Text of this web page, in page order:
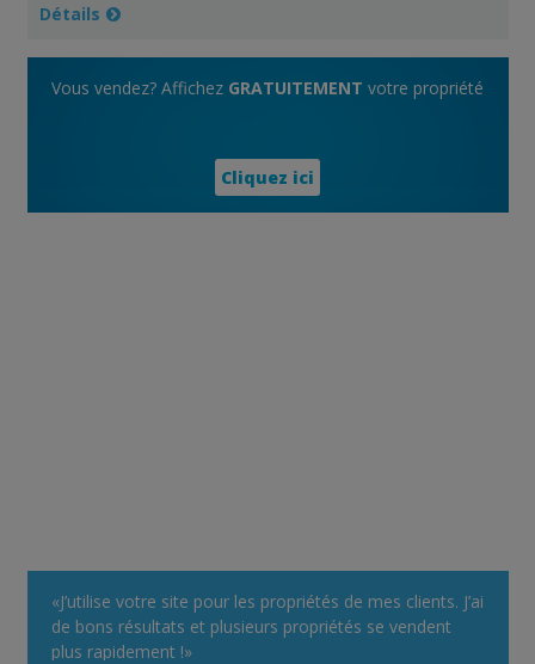
Détails
Vous vendez? Affichez GRATUITEMENT votre propriété
Cliquez ici
«J’utilise votre site pour les propriétés de mes clients. J’ai
de bons résultats et plusieurs propriétés se vendent
plus rapidement !»